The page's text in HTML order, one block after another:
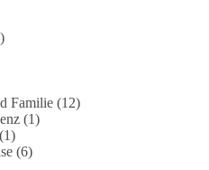
Menschen bis
und
Familie(12)
(1)
(6)